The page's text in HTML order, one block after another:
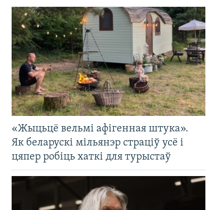
«Жыцьцё вельмі афігенная штука».
Як беларускі мільянэр страціў усё і
цяпер робіць хаткі для турыстаў